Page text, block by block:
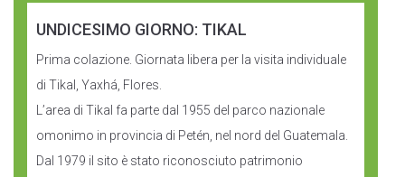
UNDICESIMO GIORNO: TIKAL
Prima colazione. Giornata libera per la visita individuale
di Tikal, Yaxhá, Flores.
L’area di Tikal fa parte dal 1955 del parco nazionale
omonimo in provincia di Petén, nel nord del Guatemala.
Dal 1979 il sito è stato riconosciuto patrimonio